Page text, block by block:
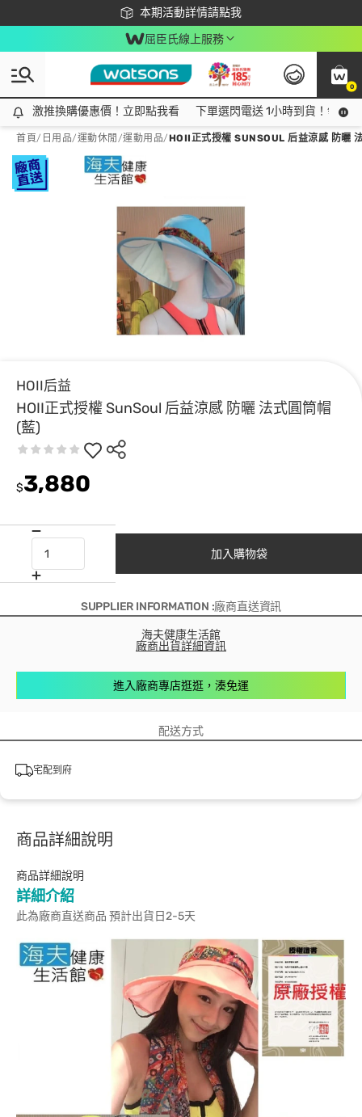
本期活動詳情請點我
下載app最高回饋$350
屈臣氏線上服務
0
激推換購優惠價！立即點我看
激推換購優惠價！立即點我看 下單選閃電送 1小時到貨！領神
首頁/ 日用品/運動休閒 /運動用品/HOII正式授權 SUNSOUL 后益涼感 防曬
HOII后益
HOII正式授權 SunSoul 后益涼感 防曬 法式圓筒帽
(藍)
$3,880
加入購物袋
SUPPLIER INFORMATION :廠商直送資訊
海夫健康生活館
廠商出貨詳細資訊
進入廠商專店逛逛，湊免運
配送方式
宅配到府
商品詳細說明
商品詳細說明
詳細介紹
此為廠商直送商品 預計出貨日2-5天